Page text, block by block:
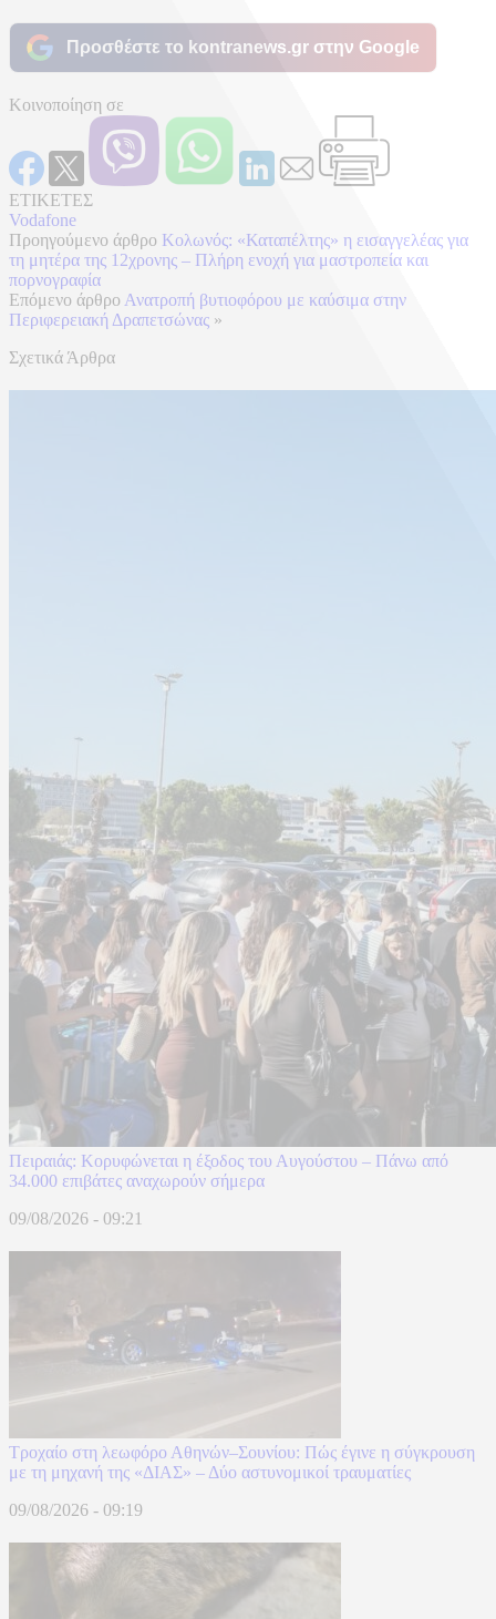
Προσθέστε το kontranews.gr στην Google
Κοινοποίηση σε
ΕΤΙΚΕΤΕΣ
Vodafone
Προηγούμενο άρθρο Κολωνός: «Καταπέλτης» η εισαγγελέας για
τη μητέρα της 12χρονης – Πλήρη ενοχή για μαστροπεία και
πορνογραφία
Επόμενο άρθρο Ανατροπή βυτιοφόρου με καύσιμα στην
Περιφερειακή Δραπετσώνας »
Σχετικά Άρθρα
Πειραιάς: Κορυφώνεται η έξοδος του Αυγούστου – Πάνω από
34.000 επιβάτες αναχωρούν σήμερα
09/08/2026 - 09:21
Τροχαίο στη λεωφόρο Αθηνών–Σουνίου: Πώς έγινε η σύγκρουση
με τη μηχανή της «ΔΙΑΣ» – Δύο αστυνομικοί τραυματίες
09/08/2026 - 09:19